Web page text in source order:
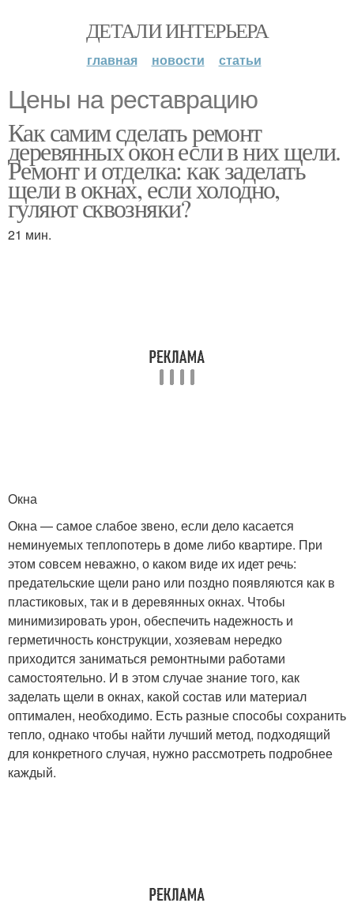
ДЕТАЛИ ИНТЕРЬЕРА
главная новости статьи
Цены на реставрацию
Как самим сделать ремонт
деревянных окон если в них щели.
Ремонт и отделка: как заделать
щели в окнах, если холодно,
гуляют сквозняки?
21 мин.
Окна
Окна — самое слабое звено, если дело касается
неминуемых теплопотерь в доме либо квартире. При
этом совсем неважно, о каком виде их идет речь:
предательские щели рано или поздно появляются как в
пластиковых, так и в деревянных окнах. Чтобы
минимизировать урон, обеспечить надежность и
герметичность конструкции, хозяевам нередко
приходится заниматься ремонтными работами
самостоятельно. И в этом случае знание того, как
заделать щели в окнах, какой состав или материал
оптимален, необходимо. Есть разные способы сохранить
тепло, однако чтобы найти лучший метод, подходящий
для конкретного случая, нужно рассмотреть подробнее
каждый.